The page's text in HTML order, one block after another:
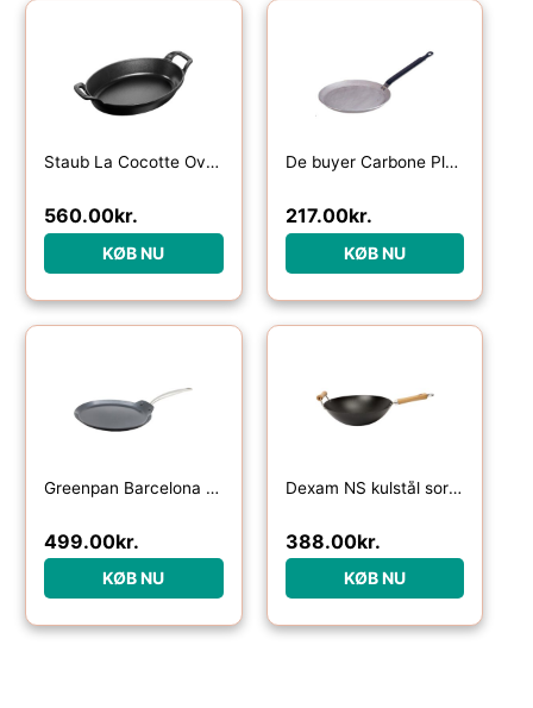
Staub La Cocotte Ovalt ovnfast fad 24cm. 1 liter, sort
560.00kr.
KØB NU
De buyer Carbone Plus pandekagepande
217.00kr.
KØB NU
Greenpan Barcelona pandekagepande 28 cm
499.00kr.
KØB NU
Dexam NS kulstål sort wok 36 cm.
388.00kr.
KØB NU